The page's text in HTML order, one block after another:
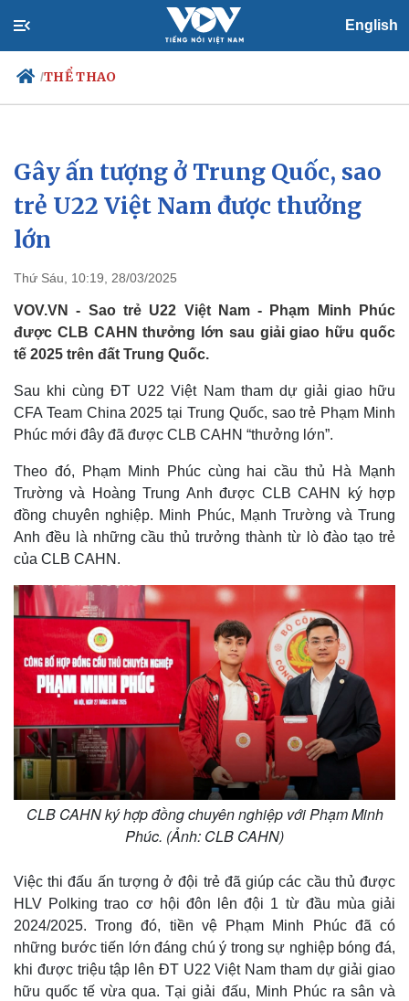
English
/THỂ THAO
Chính trị
Đảng
Tổ chức nhân sự
Quốc hội
Xã hội
Tin 24h
Dự báo thời tiết
Gây ấn tượng ở Trung Quốc, sao
trẻ U22 Việt Nam được thưởng
lớn
Thứ Sáu, 10:19, 28/03/2025
VOV.VN - Sao trẻ U22 Việt Nam - Phạm Minh Phúc
được CLB CAHN thưởng lớn sau giải giao hữu quốc
tế 2025 trên đất Trung Quốc.
Sau khi cùng ĐT U22 Việt Nam tham dự giải giao hữu
CFA Team China 2025 tại Trung Quốc, sao trẻ Phạm Minh
Phúc mới đây đã được CLB CAHN “thưởng lớn”.
Theo đó, Phạm Minh Phúc cùng hai cầu thủ Hà Mạnh
Trường và Hoàng Trung Anh được CLB CAHN ký hợp
đồng chuyên nghiệp. Minh Phúc, Mạnh Trường và Trung
Anh đều là những cầu thủ trưởng thành từ lò đào tạo trẻ
của CLB CAHN.
CLB CAHN ký hợp đồng chuyên nghiệp với Phạm Minh
Phúc. (Ảnh: CLB CAHN)
Việc thi đấu ấn tượng ở đội trẻ đã giúp các cầu thủ được
HLV Polking trao cơ hội đôn lên đội 1 từ đầu mùa giải
2024/2025. Trong đó, tiền vệ Phạm Minh Phúc đã có
những bước tiến lớn đáng chú ý trong sự nghiệp bóng đá,
khi được triệu tập lên ĐT U22 Việt Nam tham dự giải giao
hữu quốc tế vừa qua. Tại giải đấu, Minh Phúc ra sân và